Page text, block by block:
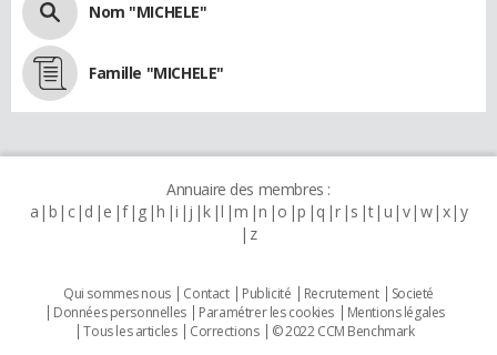
Nom "MICHELE"
Famille "MICHELE"
Annuaire des membres :
a b c d e f g h i j k l m n o p q r s t u v w x y
z
Qui sommes nous Contact Publicité Recrutement
Societé
Données personnelles
Paramétrer les cookies
Mentions légales
Tous les articles
Corrections © 2022 CCM Benchmark